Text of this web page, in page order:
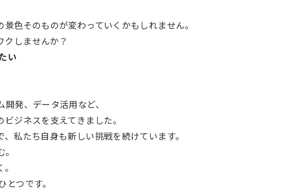
色そのものが変わっていくかもしれません。
クしませんか？
い
発、データ活用など、
ジネスを支えてきました。
私たち自身も新しい挑戦を続けています。
つです。